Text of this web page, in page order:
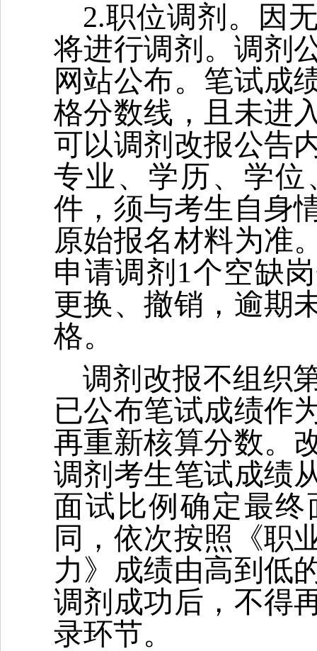
2.职位调剂。因
将进行调剂。调剂
网站公布。笔试成
格分数线，且未进
可以调剂改报公告
专业、学历、学
件，须与考生自身
原始报名材料为准
申请调剂1个空缺
更换、撤销，逾期
格。
调剂改报不组织
已公布笔试成绩作
再重新核算分数。
调剂考生笔试成绩
面试比例确定最
同，依次按照《职
力》成绩由高到低
调剂成功后，不得
录环节。